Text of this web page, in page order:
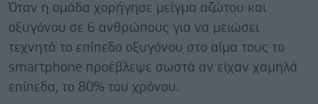
Όταν η ομάδα χορήγησε μείγμα αζώτου και
οξυγόνου σε 6 ανθρώπους για να μειώσει
τεχνητά το επίπεδο οξυγόνου στο αίμα τους το
smartphone προέβλεψε σωστά αν είχαν χαμηλά
επίπεδα, το 80% του χρόνου.